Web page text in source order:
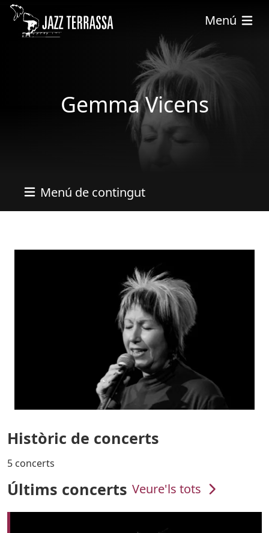
Vés al contingut
Menú
Gemma Vicens
Menú de contingut
Històric de concerts
5 concerts
Últims concerts Veure'ls tots